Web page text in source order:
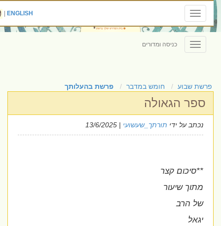
Toggle
navigation
ENGLISH
|
Toggle
navigation
כניסה ומדורים
פרשת שבוע חומש במדבר פרשת בהעלותך
ספר הגאולה
נכתב על ידיתורתך_שעשועי| 13/6/2025
**סיכום קצר
מתוך שיעור
של הרב
יגאל